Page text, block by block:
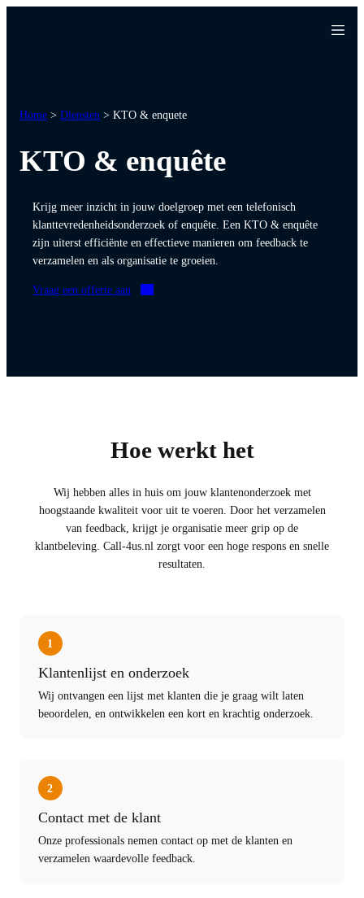
Home >Diensten >KTO & enquete
KTO & enquête
Krijg meer inzicht in jouw doelgroep met een telefonisch
klanttevredenheidsonderzoek of enquête. Een KTO & enquête
zijn uiterst efficiënte en effectieve manieren om feedback te
verzamelen en als organisatie te groeien.
Vraag een offerte aan
Hoe werkt het
Wij hebben alles in huis om jouw klantenonderzoek met
hoogstaande kwaliteit voor uit te voeren. Door het verzamelen
van feedback, krijgt je organisatie meer grip op de
klantbeleving. Call-4us.nl zorgt voor een hoge respons en snelle
resultaten.
1
Klantenlijst en onderzoek
Wij ontvangen een lijst met klanten die je graag wilt laten
beoordelen, en ontwikkelen een kort en krachtig onderzoek.
2
Contact met de klant
Onze professionals nemen contact op met de klanten en
verzamelen waardevolle feedback.